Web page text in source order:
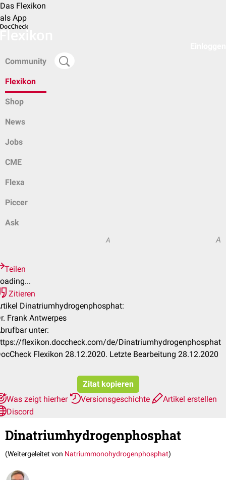
Das Flexikon
als App
Community
Flexikon
Shop
News
Jobs
CME
Flexa
Piccer
Ask
A A
Teilen
Zitieren
Dinatriumhydrogenphosphat:
Frank Antwerpes
unter:
flexikon.doccheck.com/de/Dinatriumhydrogenphosphat
Flexikon 28.12.2020. Letzte Bearbeitung 28.12.2020
Zitat kopieren
Was zeigt hierher
Versionsgeschichte
Artikel erstellen
Discord
Dinatriumhydrogenphosphat
(Weitergeleitet von Natriummonohydrogenphosphat)